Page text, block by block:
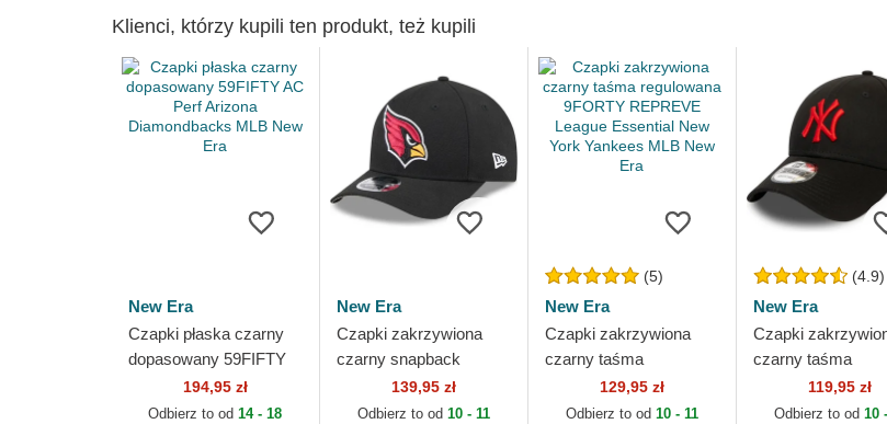
Klienci, którzy kupili ten produkt, też kupili
New Era
Czapki płaska czarny
dopasowany 59FIFTY
AC Perf Arizona
Diamondbacks MLB
194,95 zł
Odbierz to od14 - 18
New Era
Czapki zakrzywiona
czarny snapback
9FORTY M-Crown
Arizona Cardinals NFL
139,95 zł
Odbierz to od 10 - 11
(5)
New Era
Czapki zakrzywiona
czarny taśma
regulowana 9FORTY
REPREVE League
129,95 zł
Odbierz to od 10 - 11
(4.9)
New Era
Czapki
czarny taśma
regulowana
League Essential
119,95 zł
Odbierz to od 10